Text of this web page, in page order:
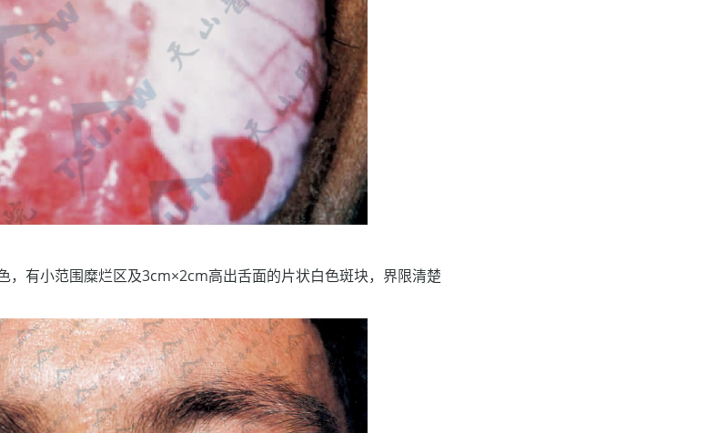
，有小范围糜烂区及3cm×2cm高出舌面的片状白色斑块，界限清楚